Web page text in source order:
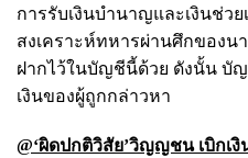
การรับเงินบำนาญและเงินช่ว
สงเคราะห์ทหารผ่านศึกของน
ฝากไว้ในบัญชีนี้ด้วย ดังนั้น บั
เงินของผู้ถูกกล่าวหา
@‘ผิดปกติวิสัย’วิญญชน เบิกเ